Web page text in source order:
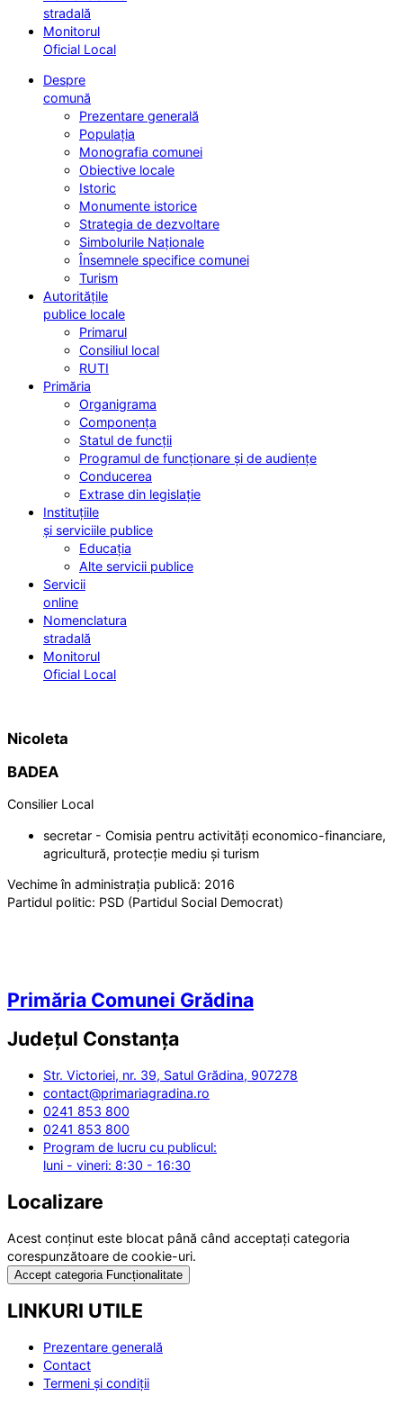
stradală
Monitorul
Oficial Local
Despre
comună
Prezentare generală
Populația
Monografia comunei
Obiective locale
Istoric
Monumente istorice
Strategia de dezvoltare
Simbolurile Naționale
Însemnele specifice comunei
Turism
Autoritățile
publice locale
Primarul
Consiliul local
RUTI
Primăria
Organigrama
Componența
Statul de funcții
Programul de funcționare și de audiențe
Conducerea
Extrase din legislație
Instituțiile
și serviciile publice
Educația
Alte servicii publice
Servicii
online
Nomenclatura
stradală
Monitorul
Oficial Local
Nicoleta
BADEA
Consilier Local
secretar - Comisia pentru activități economico-financiare,
agricultură, protecție mediu și turism
Vechime în administrația publică: 2016
Partidul politic: PSD (Partidul Social Democrat)
Primăria Comunei Grădina
Județul Constanța
Str. Victoriei, nr. 39, Satul Grădina, 907278
contact@primariagradina.ro
0241 853 800
0241 853 800
Program de lucru cu publicul:
luni - vineri: 8:30 - 16:30
Localizare
Acest conținut este blocat până când acceptați categoria
corespunzătoare de cookie-uri.
Accept categoria Funcționalitate
LINKURI UTILE
Prezentare generală
Contact
Termeni și condiții